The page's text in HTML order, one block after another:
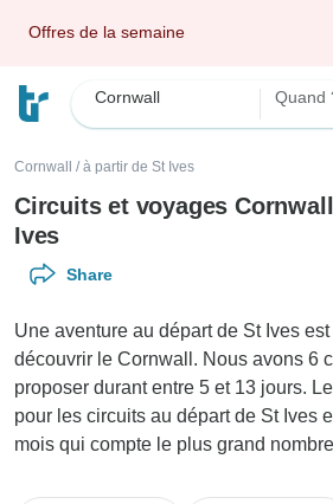
Offres de la semaine
Cornwall Quand
Cornwall / à partir de St Ives
Circuits et voyages
Ives
Share
Une aventure au départ de St Ives
découvrir le Cornwall. Nous avons 6
proposer durant entre 5 et 13 jours.
pour les circuits au départ de St Ives
mois qui compte le plus grand